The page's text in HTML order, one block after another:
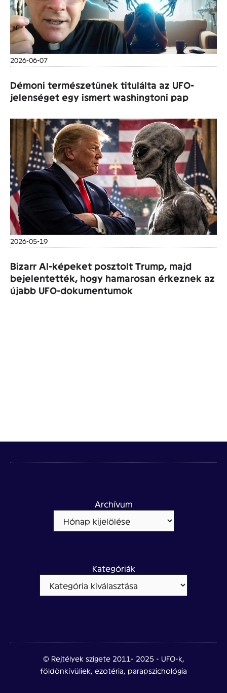
2026-06-07
Démoni természetűnek titulálta az UFO-
jelenséget egy ismert washingtoni pap
2026-05-19
Bizarr AI-képeket posztolt Trump, majd
bejelentették, hogy hamarosan érkeznek az
újabb UFO-dokumentumok
Archívum
Kategóriák
© Rejtélyek szigete 2011- 2025 - UFO-k,
földönkívüliek, ezotéria, parapszichológia